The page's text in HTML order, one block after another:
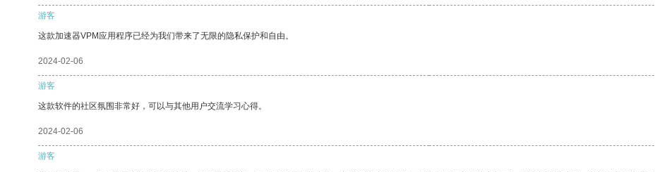
游客
这款加速器VPM应用程序已经为我们带来了无限的隐私保护和自由。
2024-02-06
游客
这款软件的社区氛围非常好，可以与其他用户交流学习心得。
2024-02-06
游客